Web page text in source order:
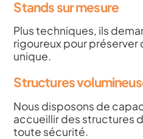
Stands sur mesure
Plus techniques, ils
rigoureux pour préserver
unique.
Structures
Nous disposons de
accueillir des structures
toute sécurité.